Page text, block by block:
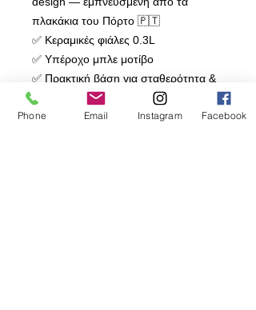
πλακάκια του Πόρτο 🇵🇹
✅ Κεραμικές φιάλες 0.3L
✅ Υπέροχο μπλε μοτίβο
✅ Πρακτική βάση για σταθερότητα &
στυλ
✨ Για σερβίρισμα με φινέτσα – κάθε
Phone Email Instagram Facebook